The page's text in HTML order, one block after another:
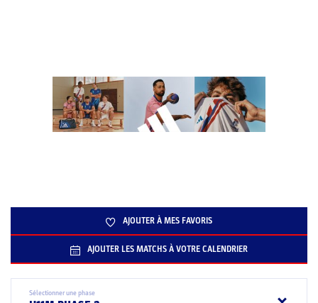
AJOUTER À MES FAVORIS
AJOUTER LES MATCHS À VOTRE CALENDRIER
Sélectionner une phase